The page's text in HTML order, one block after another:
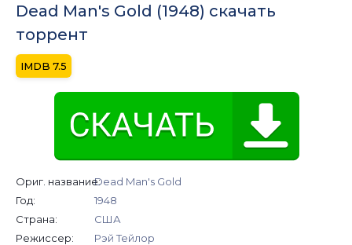
Dead Man's Gold (1948) скачать
торрент
7.5
Ориг. название:Dead Man's Gold
Год:
1948
Страна:
США
Режиссер:
Рэй Тейлор